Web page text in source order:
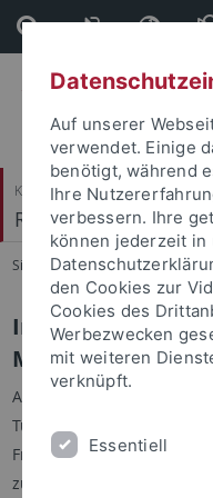
Direkt
zum
Inhalt
Direkt
zur
Fußleiste
Katholisch-Theologische Fakultät
Religionspädagogik
Sie sind hier: Startseite ...
Interreligiöses
Modelle der
Am 21./22. September 2022
Tübingen unter Leitung
Friedrich Schweitzer und
zum interreligiösen
Auf unserer
verwendet. Einige
benötigt, während
Ihre
verbessern. Ihre
können jederzeit in
den Cookies zur
Cookies des
Werbezwecken
mit weiteren
verknüpft.
Essentiell